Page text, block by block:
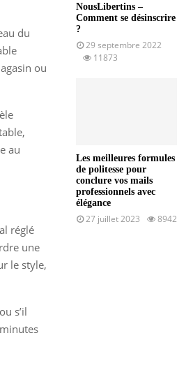
du
ou
au
réglé
une
le style,
s’il
NousLibertins –
Comment se désinscrire
?
29 septembre 2022
11873
Les meilleures formules
de politesse pour
conclure vos mails
professionnels avec
élégance
27 juillet 2023 8942